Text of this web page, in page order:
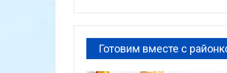
Готовим вместе с